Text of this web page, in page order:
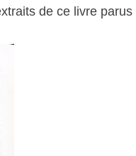
de ce livre parus